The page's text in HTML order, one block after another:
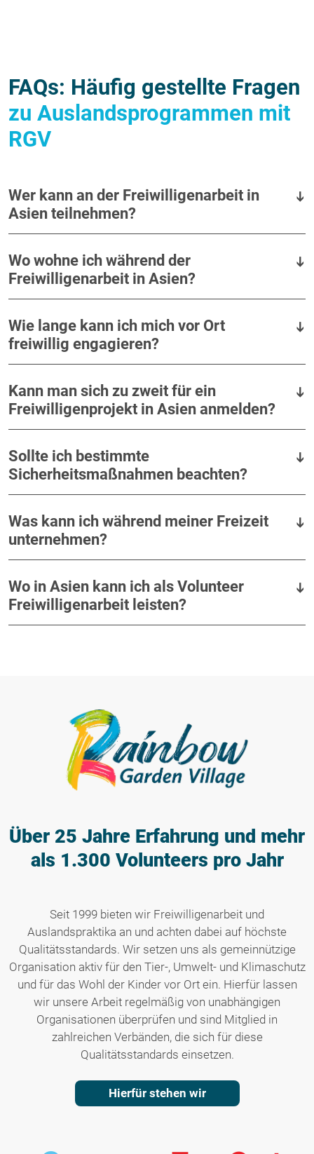
FAQs: Häufig gestellte Fragen
zu Auslandsprogrammen mit
RGV
Wer kann an der Freiwilligenarbeit in
Asien teilnehmen?
Wo wohne ich während der
Freiwilligenarbeit in Asien?
Wie lange kann ich mich vor Ort
freiwillig engagieren?
Kann man sich zu zweit für ein
Freiwilligenprojekt in Asien anmelden?
Sollte ich bestimmte
Sicherheitsmaßnahmen beachten?
Was kann ich während meiner Freizeit
unternehmen?
Wo in Asien kann ich als Volunteer
Freiwilligenarbeit leisten?
Über 25 Jahre Erfahrung und mehr
als 1.300 Volunteers pro Jahr
Seit 1999 bieten wir Freiwilligenarbeit und
Auslandspraktika an und achten dabei auf höchste
Qualitätsstandards. Wir setzen uns als gemeinnützige
Organisation aktiv für den Tier-, Umwelt- und Klimaschutz
und für das Wohl der Kinder vor Ort ein. Hierfür lassen
wir unsere Arbeit regelmäßig von unabhängigen
Organisationen überprüfen und sind Mitglied in
zahlreichen Verbänden, die sich für diese
Qualitätsstandards einsetzen.
Hierfür stehen wir